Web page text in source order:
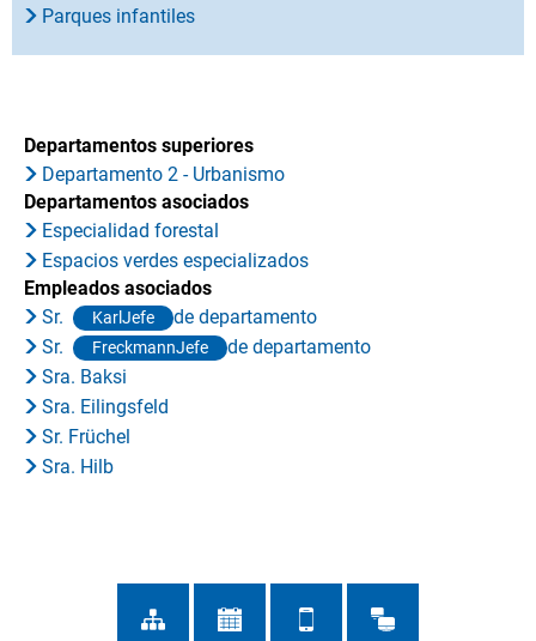
Parques infantiles
Departamentos superiores
Departamento 2 - Urbanismo
Departamentos asociados
Especialidad forestal
Espacios verdes especializados
Empleados asociados
Sr.
KarlJefe
de departamento
Sr.
FreckmannJefe
de departamento
Sra. Baksi
Sra. Eilingsfeld
Sr. Früchel
Sra. Hilb